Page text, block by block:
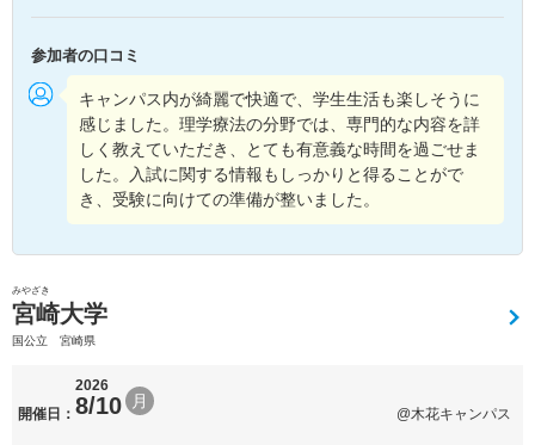
参加者の口コミ
キャンパス内が綺麗で快適で、学生生活も楽しそうに
感じました。理学療法の分野では、専門的な内容を詳
しく教えていただき、とても有意義な時間を過ごせま
した。入試に関する情報もしっかりと得ることがで
き、受験に向けての準備が整いました。
みやざき
宮崎大学
国公立 宮崎県
開催日：
2026
8/10 月
@木花キャンパス